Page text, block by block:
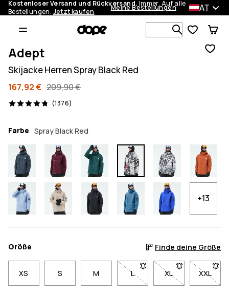
Kostenloser Versand und Rückversand. Immer. Auf alle
Bestellungen. Jetzt kaufen Meine Bestellungen AT
Adept
Skijacke Herren Spray Black Red
167,92 € 209,90 €
(1376)
1376 Reviews, 4.8/5
Farbe Spray Black Red
+13
Größe Finde deine Größe
XS S M L- Größe L nicht verfügbar.
XL- Größe XL nicht
XXL
-